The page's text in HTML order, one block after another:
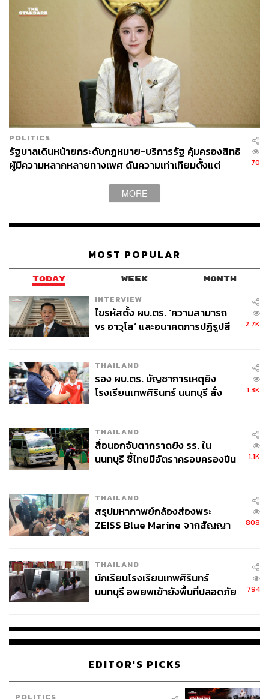
POLITICS
รัฐบาลเดินหน้ายกระดับกฎหมาย-บริการรัฐ คุ้มครองสิทธิ
ผู้มีความหลากหลายทางเพศ ดันความเท่าเทียมตั้งแต่
70
MORE
MOST POPULAR
TODAY WEEK MONTH
INTERVIEW
ไขรหัสตั้ง ผบ.ตร. ‘ความสามารถ
vs อาวุโส’ และอนาคตการปฏิรูปสี
2.7K
THAILAND
รอง ผบ.ตร. บัญชาการเหตุยิง
โรงเรียนเทพศิรินทร์ นนทบุรี สั่ง
1.3K
THAILAND
สื่อนอกจับตากราดยิง รร. ใน
นนทบุรี ชี้ไทยมีอัตราครอบครองปืน
1.1K
THAILAND
สรุปมหากาพย์กล้องส่องพระ
ZEISS Blue Marine จากสัญญา
จ่ายหนี้-แอบระบุแบรนด์
808
THAILAND
นักเรียนโรงเรียนเทพศิรินทร์
นนทบุรี อพยพเข้ายังพื้นที่ปลอดภัย
794
EDITOR'S PICKS